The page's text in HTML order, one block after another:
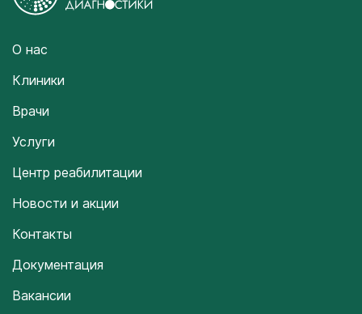
О нас
Клиники
Врачи
Услуги
Центр реабилитации
Новости и акции
Контакты
Документация
Вакансии